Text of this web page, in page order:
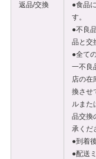
返品/交換
●食品
す。
●不良
品と交
●全て
一不良
店の在
換させ
ルまた
品交換
承くだ
●到着
●配送